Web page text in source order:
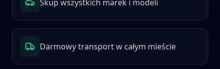
Skup wszystkich marek i modeli
Darmowy transport w całym mieście